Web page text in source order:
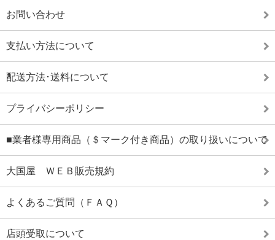
お問い合わせ
支払い方法について
配送方法･送料について
プライバシーポリシー
■業者様専用商品（＄マーク付き商品）の取り扱いについて
大国屋 ＷＥＢ販売規約
よくあるご質問（ＦＡＱ）
店頭受取について